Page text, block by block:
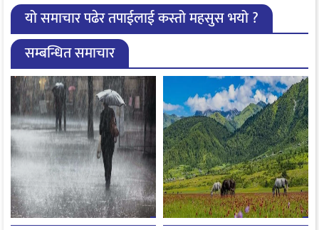
यो समाचार पढेर तपाईलाई कस्तो महसुस भयो ?
सम्बन्धित समाचार